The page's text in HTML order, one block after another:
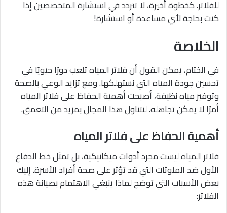
للفلاتر. كخطوة أخيرة، لا تتردد في استشارة المتخصصين إذا
كنت بحاجة لأي مساعدة أو استشارة!
الخلاصة
في الختام، يمكن القول أن فلاتر المياه تلعب دورًا حيويًا في
تحسين جودة المياه التي نستهلكها. ومع تزايد الوعي بالصحة
وتوفير مياه نظيفة، أصبحت أهمية الحفاظ على فلاتر المياه
أمرًا لا يمكن تجاهله. لنتناول هذا المجال بمزيد من التعمق.
أهمية الحفاظ على فلاتر المياه
فلاتر المياه ليست مجرد أدوات ميكانيكية، بل تمثل خط الدفاع
الأول ضد الملوثات التي قد تؤثر على صحة أفراد الأسرة. إليك
بعض الأسباب التي توضح لماذا ينبغي الاهتمام بصيانة هذه
الفلاتر: